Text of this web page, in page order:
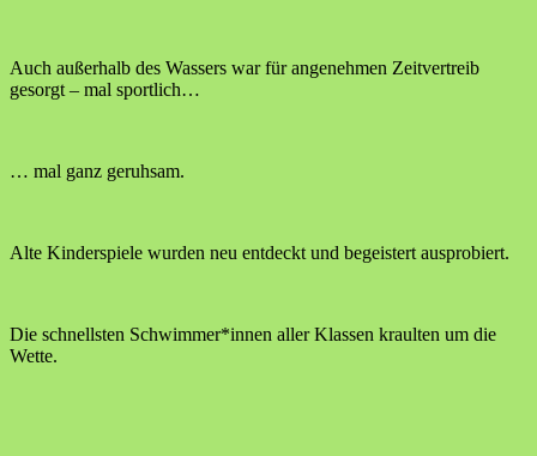
Auch außerhalb des Wassers war für angenehmen Zeitvertreib
gesorgt – mal sportlich…
… mal ganz geruhsam.
Alte Kinderspiele wurden neu entdeckt und begeistert ausprobiert.
Die schnellsten Schwimmer*innen aller Klassen kraulten um die
Wette.